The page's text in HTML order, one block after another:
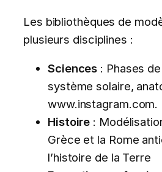
Les bibliothèques de
plusieurs disciplines :
Sciences : Phases
système solaire,
www.instagram.com.
Histoire :
Grèce et la Rome
l’histoire de la Terre